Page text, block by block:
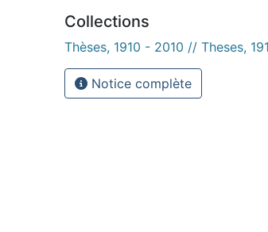
Collections
Thèses, 1910 - 2010 // Theses,
Notice complète